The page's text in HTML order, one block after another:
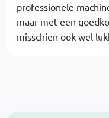
professionele
maar met een
misschien ook wel